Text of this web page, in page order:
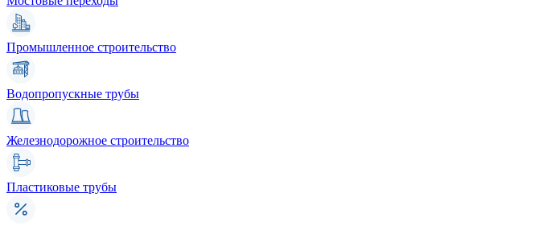
Промышленное строительство
Водопропускные трубы
Железнодорожное строительство
Пластиковые трубы